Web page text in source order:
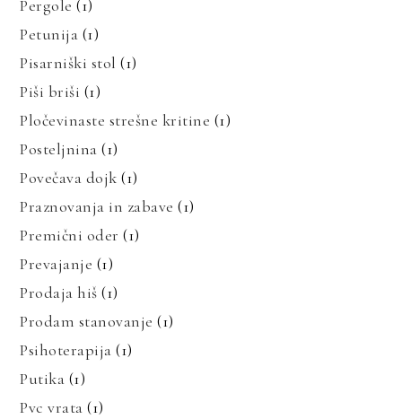
Pergole (1)
Petunija (1)
Pisarniški stol (1)
Piši briši (1)
Pločevinaste strešne kritine (1)
Posteljnina (1)
Povečava dojk (1)
Praznovanja in zabave (1)
Premični oder (1)
Prevajanje (1)
Prodaja hiš (1)
Prodam stanovanje (1)
Psihoterapija (1)
Putika (1)
Pvc vrata (1)